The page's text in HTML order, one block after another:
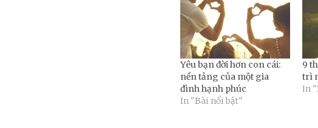
Yêu bạn đời hơn con cái:
nền tảng của một gia
đình hạnh phúc
In "Bài nổi bật"
9
trì
In